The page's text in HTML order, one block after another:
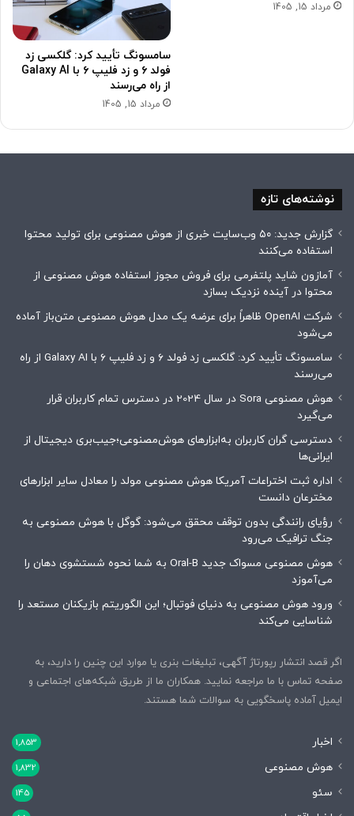
مرداد 15, 1405
سامسونگ تأیید کرد: گلکسی زد
فولد ۶ و زد فلیپ ۶ با Galaxy AI
از راه می‌رسند
مرداد 15, 1405
نوشته‌های تازه
گزارش جدید: ۵۰ وب‌سایت خبری از هوش مصنوعی برای تولید محتوا
استفاده می‌کنند
آمازون شاید پلتفرمی برای فروش مجوز استفاده هوش مصنوعی از
محتوا در آینده نزدیک بسازد
شرکت OpenAI ظاهراً برای عرضه یک مدل هوش مصنوعی متن‌باز آماده
می‌شود
سامسونگ تأیید کرد: گلکسی زد فولد ۶ و زد فلیپ ۶ با Galaxy AI از راه
می‌رسند
هوش مصنوعی Sora در سال 2024 در دسترس تمام کاربران قرار
می‌گیرد
دسترسی گران کاربران به‌ابزارهای هوش‌مصنوعی؛جیب‌بری دیجیتال از
ایرانی‌ها
اداره ثبت اختراعات آمریکا هوش مصنوعی مولد را معادل سایر ابزارهای
مخترعان دانست
رؤیای رانندگی بدون توقف محقق می‌شود: گوگل با هوش مصنوعی به
جنگ ترافیک می‌رود
هوش مصنوعی مسواک جدید Oral-B به شما نحوه شستشوی دهان را
می‌آموزد
ورود هوش مصنوعی به دنیای فوتبال؛ این الگوریتم بازیکنان مستعد را
شناسایی می‌کند
اگر قصد انتشار رپورتاژ آگهی، تبلیغات بنری یا موارد این چنین را دارید، به
صفحه تماس با ما مراجعه نمایید. همکاران ما از طریق شبکه‌های اجتماعی و
ایمیل آماده پاسخگویی به سوالات شما هستند.
اخبار 1,853
هوش مصنوعی 1,832
سئو 145